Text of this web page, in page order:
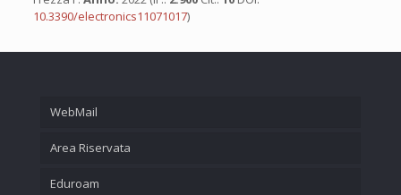
10.3390/electronics11071017)
WebMail
Area Riservata
Eduroam